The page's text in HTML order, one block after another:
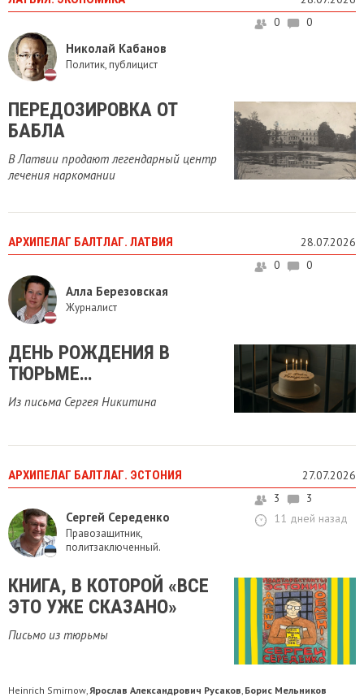
Николай Кабанов
Политик, публицист
0 0
ПЕРЕДОЗИРОВКА ОТ
БАБЛА
В Латвии продают легендарный центр
лечения наркомании
АРХИПЕЛАГ БАЛТЛАГ. ЛАТВИЯ 28.07.2026
Алла Березовская
Журналист
0 0
ДЕНЬ РОЖДЕНИЯ В
ТЮРЬМЕ…
Из письма Сергея Никитина
АРХИПЕЛАГ БАЛТЛАГ. ЭСТОНИЯ 27.07.2026
Сергей Середенко
Правозащитник,
политзаключенный.
3
3
11 дней назад
КНИГА, В КОТОРОЙ «ВСЕ
ЭТО УЖЕ СКАЗАНО»
Письмо из тюрьмы
Heinrich Smirnow, Ярослав Александрович Русаков, Борис Мельников